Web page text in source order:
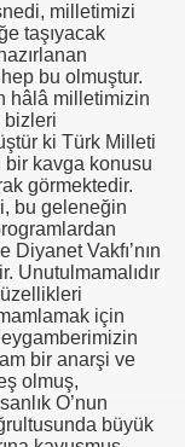
milletimizi
taşıyacak
bu olmuştur.
hâlâ milletimizin
bizleri
ki Türk Milleti
bir kavga konusu
görmektedir.
bu geleneğin
Vakfı’nın
Unutulmamalıdır
için
bir anarşi ve
olmuş,
O’nun
büyük